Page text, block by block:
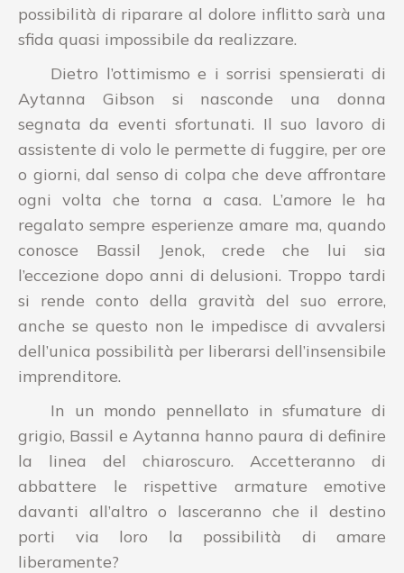
possibilità di riparare al dolore inflitto sarà una
sfida quasi impossibile da realizzare.
Dietro l’ottimismo e i sorrisi spensierati di
Aytanna Gibson si nasconde una donna
segnata da eventi sfortunati. Il suo lavoro di
assistente di volo le permette di fuggire, per ore
o giorni, dal senso di colpa che deve affrontare
ogni volta che torna a casa. L’amore le ha
regalato sempre esperienze amare ma, quando
conosce Bassil Jenok, crede che lui sia
l’eccezione dopo anni di delusioni. Troppo tardi
si rende conto della gravità del suo errore,
anche se questo non le impedisce di avvalersi
dell’unica possibilità per liberarsi dell’insensibile
imprenditore.
In un mondo pennellato in sfumature di
grigio, Bassil e Aytanna hanno paura di definire
la linea del chiaroscuro. Accetteranno di
abbattere le rispettive armature emotive
davanti all’altro o lasceranno che il destino
porti via loro la possibilità di amare
liberamente?